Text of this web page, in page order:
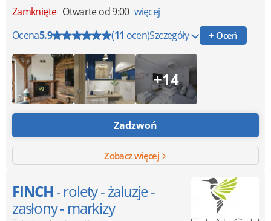
Zamknięte Otwarte od 9:00 więcej
Ocena5.9 (11 ocen)Szczegóły + Oceń
+14
Zadzwoń
Zobacz więcej
FINCH- rolety - żaluzje -
zasłony - markizy